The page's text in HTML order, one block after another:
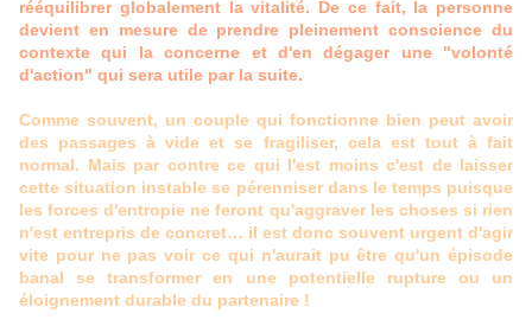
rééquilibrer globalement la vitalité. De ce fait, la personne
devient en mesure de prendre pleinement conscience du
contexte qui la concerne et d'en dégager une "volonté
d'action" qui sera utile par la suite.
Comme souvent, un couple qui fonctionne bien peut avoir
des passages à vide et se fragiliser, cela est tout à fait
normal. Mais par contre ce qui l'est moins c'est de laisser
cette situation instable se pérenniser dans le temps puisque
les forces d'entropie ne feront qu'aggraver les choses si rien
n'est entrepris de concret… il est donc souvent urgent d'agir
vite pour ne pas voir ce qui n'aurait pu être qu'un épisode
banal se transformer en une potentielle rupture ou un
éloignement durable du partenaire !